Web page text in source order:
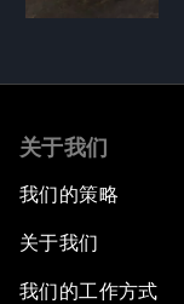
关于我们
我们的策略
关于我们
我们的工作方式